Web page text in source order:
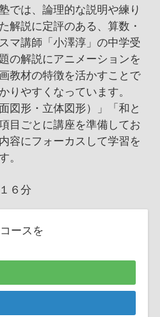
では、論理的な説明や練り
解説に定評のある、算数・
マ講師「小澤淳」の中学受
の解説にアニメーションを
教材の特徴を活かすことで
りやすくなっています。
図形・立体図形）」「和と
目ごとに講座を準備してお
容にフォーカスして学習を
。
６分
ースを